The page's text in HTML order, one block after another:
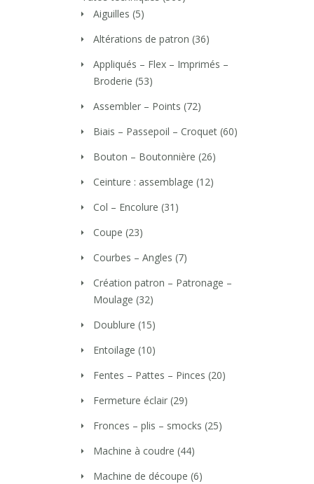
Aiguilles (5)
Altérations de patron (36)
Appliqués – Flex – Imprimés –
Broderie (53)
Assembler – Points (72)
Biais – Passepoil – Croquet (60)
Bouton – Boutonnière (26)
Ceinture : assemblage (12)
Col – Encolure (31)
Coupe (23)
Courbes – Angles (7)
Création patron – Patronage –
Moulage (32)
Doublure (15)
Entoilage (10)
Fentes – Pattes – Pinces (20)
Fermeture éclair (29)
Fronces – plis – smocks (25)
Machine à coudre (44)
Machine de découpe (6)